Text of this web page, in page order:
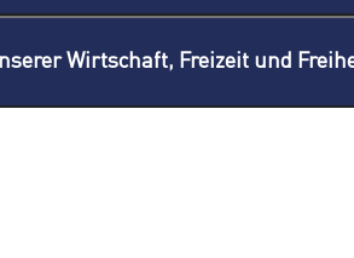
Wirtschaft, Freizeit und